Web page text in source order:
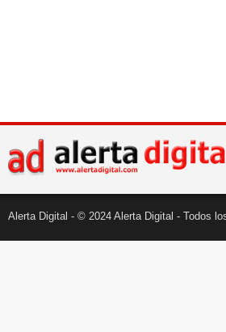
Alerta Digital - © 2024 Alerta Digital - Todos